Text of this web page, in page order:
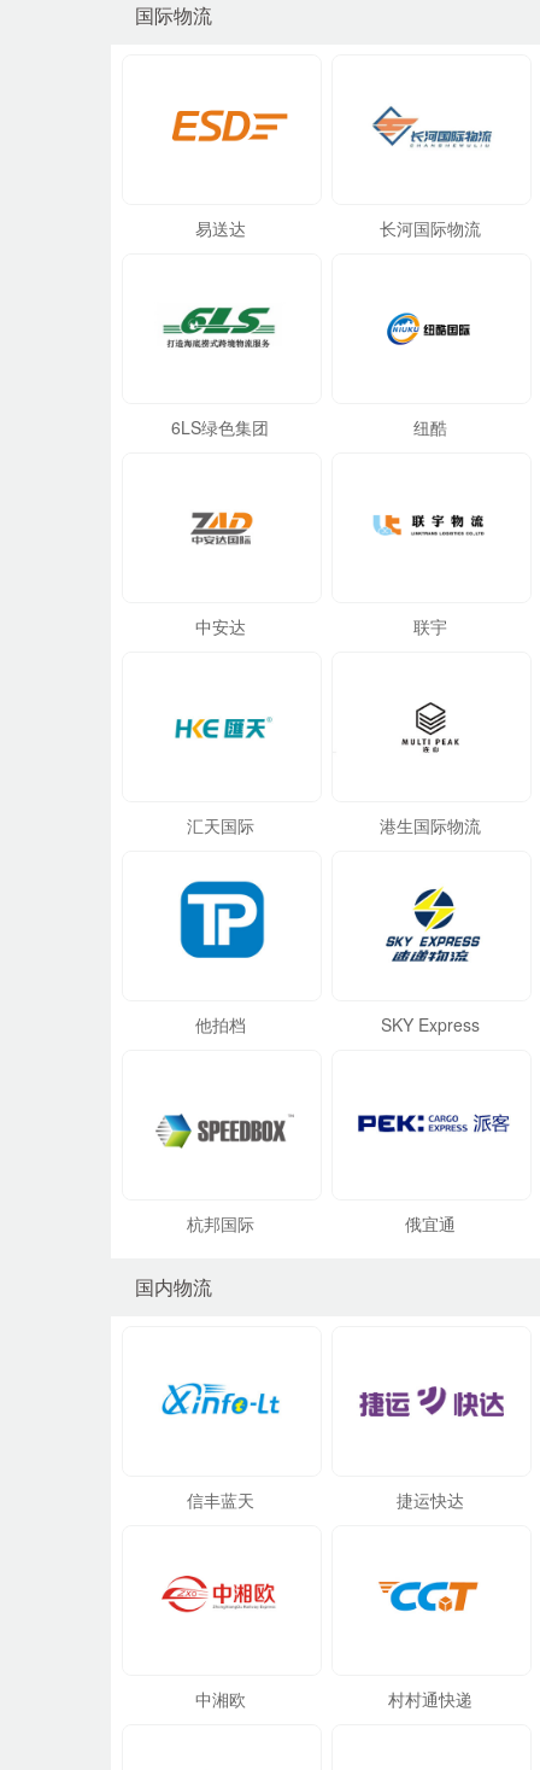
国际物流
易送达 长河国际物流
6LS绿色集团 纽酷
中安达 联宇
汇天国际 港生国际物流
他拍档 SKY Express
杭邦国际 俄宜通
国内物流
信丰蓝天 捷运快达
中湘欧 村村通快递